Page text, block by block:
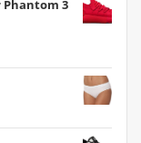
Phantom 3